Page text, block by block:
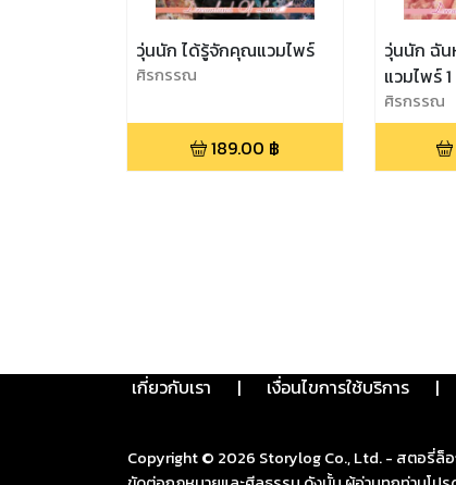
วุ่นนัก ได้รู้จักคุณแวมไพร์
ศิรกรรณ
189.00 ฿
วุ่นนัก ฉั
แวมไพร์ 1
ศิรกรรณ
เกี่ยวกับเรา | เงื่อนไขการใช้บริการ |
Copyright © 2026 Storylog Co., Ltd. - สตอรี่ล็